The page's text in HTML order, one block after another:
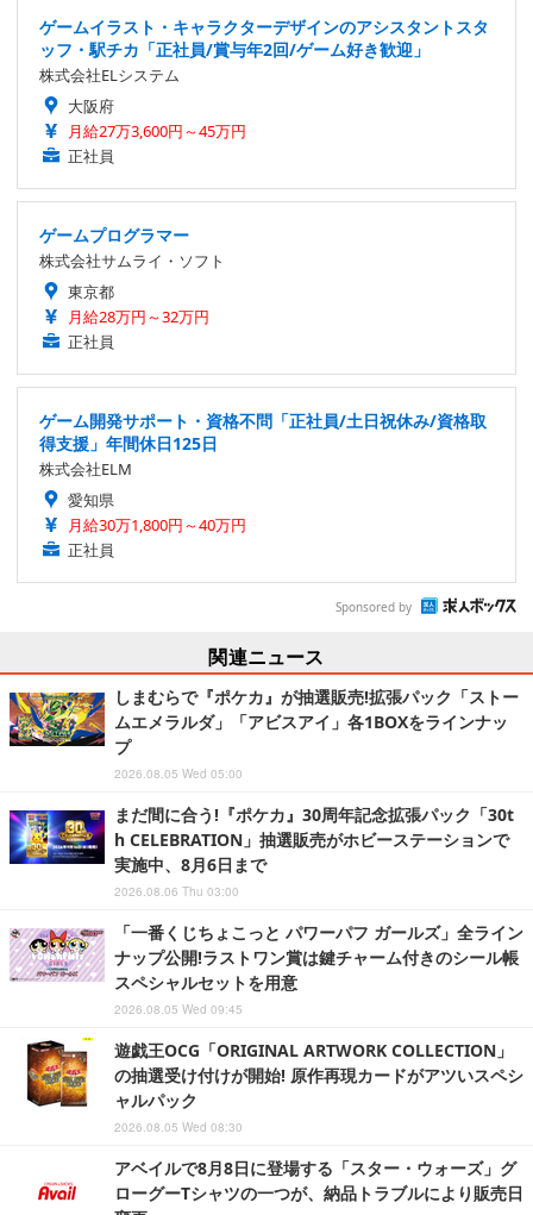
ゲームイラスト・キャラクターデザインのアシスタントスタ
ッフ・駅チカ「正社員/賞与年2回/ゲーム好き歓迎」
株式会社ELシステム
大阪府
月給27万3,600円～45万円
正社員
ゲームプログラマー
株式会社サムライ・ソフト
東京都
月給28万円～32万円
正社員
ゲーム開発サポート・資格不問「正社員/土日祝休み/資格取
得支援」年間休日125日
株式会社ELM
愛知県
月給30万1,800円～40万円
正社員
Sponsored by
関連ニュース
しまむらで『ポケカ』が抽選販売!拡張パック「ストー
ムエメラルダ」「アビスアイ」各1BOXをラインナッ
プ
2026.08.05 Wed 05:00
まだ間に合う!『ポケカ』30周年記念拡張パック「30t
h CELEBRATION」抽選販売がホビーステーションで
実施中、8月6日まで
2026.08.06 Thu 03:00
「一番くじちょこっと パワーパフ ガールズ」全ライン
ナップ公開!ラストワン賞は鍵チャーム付きのシール帳
スペシャルセットを用意
2026.08.05 Wed 09:45
遊戯王OCG「ORIGINAL ARTWORK COLLECTION」
の抽選受け付けが開始! 原作再現カードがアツいスペシ
ャルパック
2026.08.05 Wed 08:30
アベイルで8月8日に登場する「スター・ウォーズ」グ
ローグーTシャツの一つが、納品トラブルにより販売日